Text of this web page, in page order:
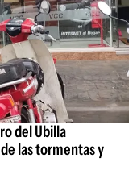
del Ubilla
las tormentas y